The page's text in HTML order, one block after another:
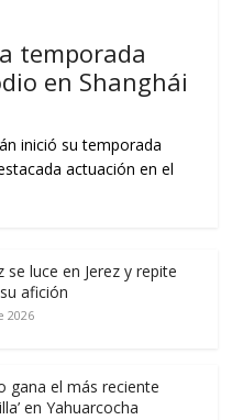
temporada
en Shanghái
inició su temporada
actuación en el
se luce en Jerez y repite
afición
2026
gana el más reciente
en Yahuarcocha